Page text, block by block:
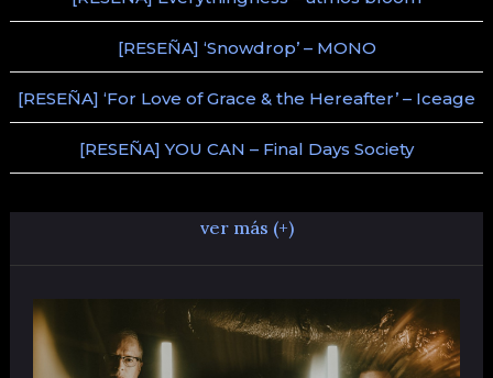
[RESEÑA] ‘Snowdrop’ – MONO
[RESEÑA] ‘For Love of Grace & the Hereafter’ – Iceage
[RESEÑA] YOU CAN – Final Days Society
ver más (+)